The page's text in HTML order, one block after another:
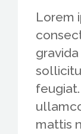
Lorem
mattis